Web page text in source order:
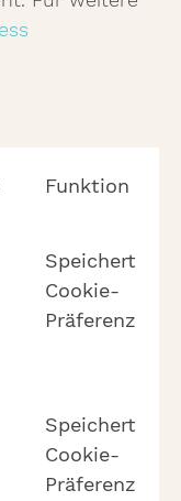
Funktion
Speichert
Cookie-
Präferenz
Speichert
Cookie-
Präferenz